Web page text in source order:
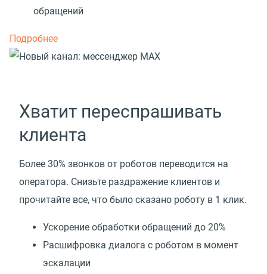
обращений
Подробнее
Хватит переспрашивать
клиента
Более 30% звонков от роботов переводится на
оператора. Снизьте раздражение клиентов и
прочитайте все, что было сказано роботу в 1 клик.
Ускорение обработки обращений до 20%
Расшифровка диалога с роботом в момент
эскалации